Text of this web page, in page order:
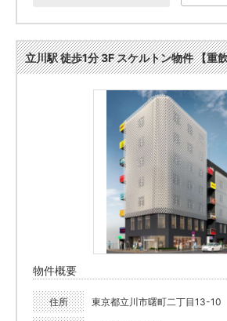
立川駅 徒歩1分 3F スケルトン物件 【
物件概要
住所 東京都立川市曙町二丁目13-10